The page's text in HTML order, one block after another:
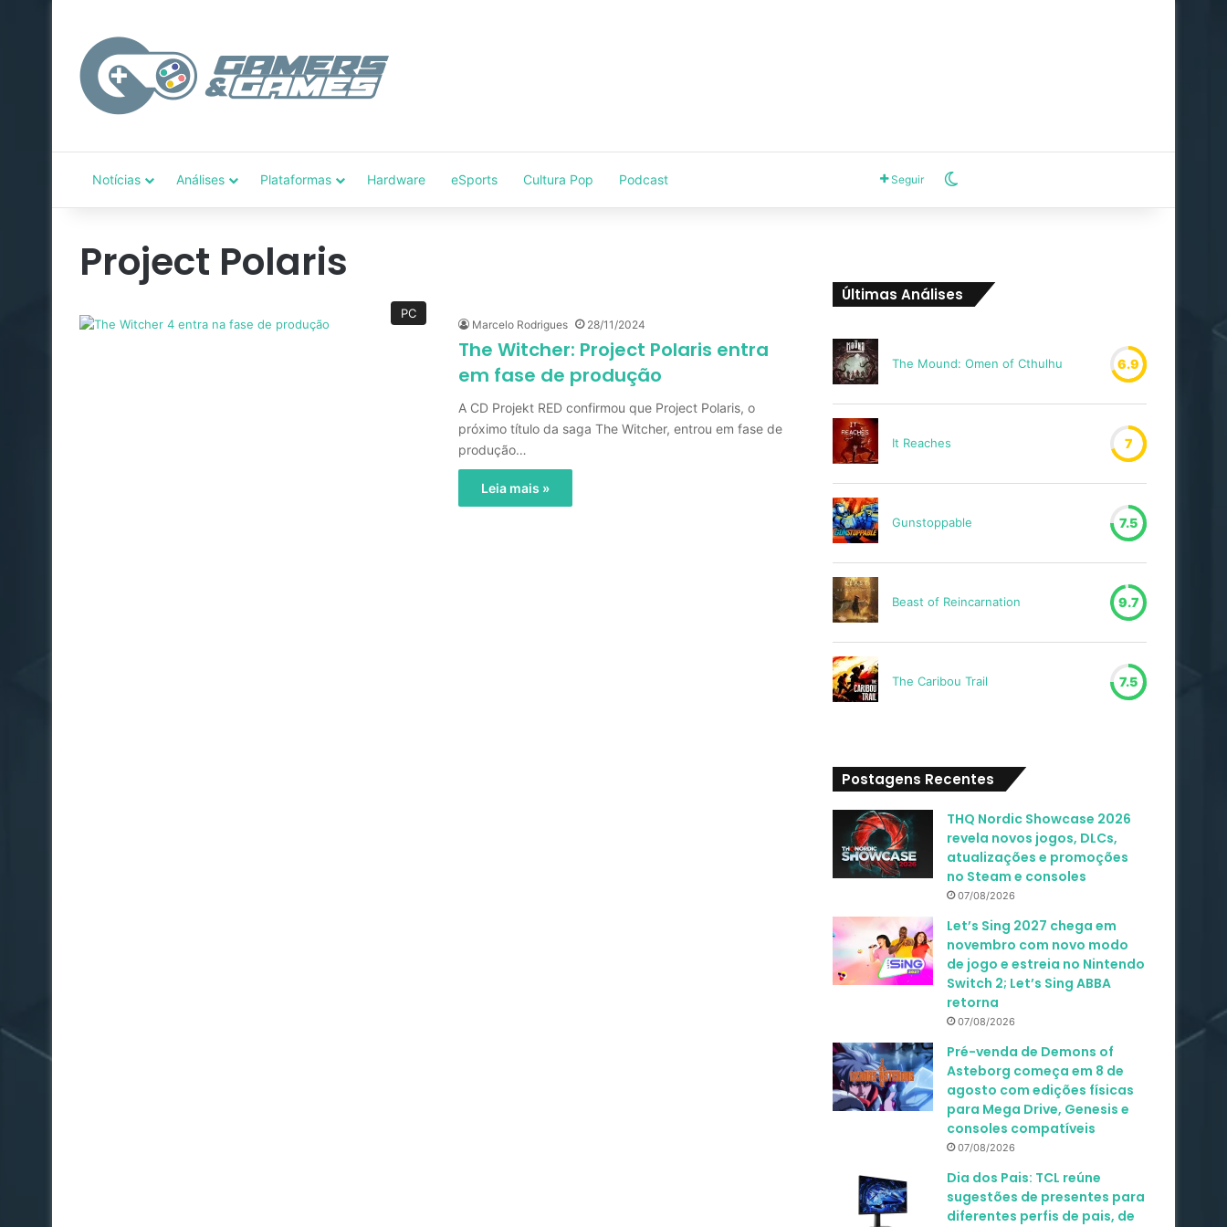
Notícias Análises Plataformas Hardware eSports Cultura Pop Podcast Seguir
Project Polaris
PC
Marcelo Rodrigues 28/11/2024
The Witcher: Project Polaris entra
em fase de produção
A CD Projekt RED confirmou que Project Polaris, o
próximo título da saga The Witcher, entrou em fase de
produção…
Leia mais »
Últimas Análises
The Mound: Omen of Cthulhu 6.9
It Reaches 7
Gunstoppable 7.5
Beast of Reincarnation 9.7
The Caribou Trail 7.5
Postagens Recentes
THQ Nordic Showcase 2026
revela novos jogos, DLCs,
atualizações e promoções
no Steam e consoles
07/08/2026
Let’s Sing 2027 chega em
novembro com novo modo
de jogo e estreia no Nintendo
Switch 2; Let’s Sing ABBA
retorna
07/08/2026
Pré-venda de Demons of
Asteborg começa em 8 de
agosto com edições físicas
para Mega Drive, Genesis e
consoles compatíveis
07/08/2026
Dia dos Pais: TCL reúne
sugestões de presentes para
diferentes perfis de pais, de